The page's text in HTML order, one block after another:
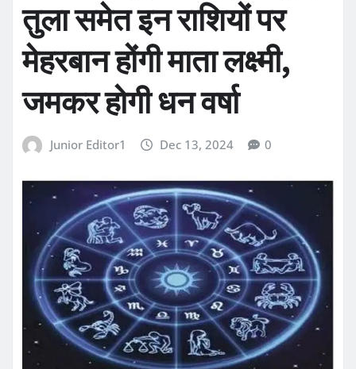
तुला समेत इन राशियों पर
मेहरबान होंगी माता लक्ष्मी,
जमकर होगी धन वर्षा
Junior Editor1 Dec 13, 2024 0